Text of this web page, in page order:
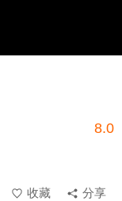
8.0
收藏
分享